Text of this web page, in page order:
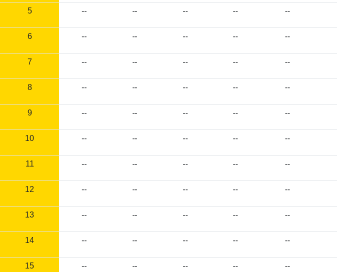
5 -- -- -- -- --
6 -- -- -- -- --
7 -- -- -- -- --
8 -- -- -- -- --
9 -- -- -- -- --
10 -- -- -- -- --
11 -- -- -- -- --
12 -- -- -- -- --
13 -- -- -- -- --
14 -- -- -- -- --
15 -- -- -- -- --